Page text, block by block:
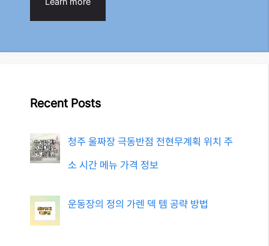
Recent Posts
청주 울짜장 극동반점 전현무계획 위치 주
소 시간 메뉴 가격 정보
운동장의 정의 가렌 덱 템 공략 방법